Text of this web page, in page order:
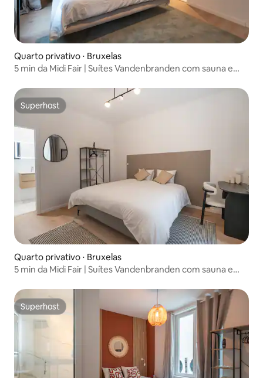
Quarto privativo ⋅ Bruxelas
5 min da Midi Fair | Suítes Vandenbranden com sauna e
Superhost
Superhost
Quarto privativo ⋅ Bruxelas
5 min da Midi Fair | Suítes Vandenbranden com sauna e
Superhost
Superhost